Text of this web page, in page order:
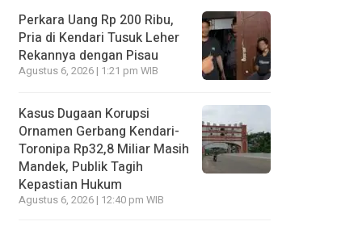
Perkara Uang Rp 200 Ribu,
Pria di Kendari Tusuk Leher
Rekannya dengan Pisau
Agustus 6, 2026 | 1:21 pm WIB
Kasus Dugaan Korupsi
Ornamen Gerbang Kendari-
Toronipa Rp32,8 Miliar Masih
Mandek, Publik Tagih
Kepastian Hukum
Agustus 6, 2026 | 12:40 pm WIB